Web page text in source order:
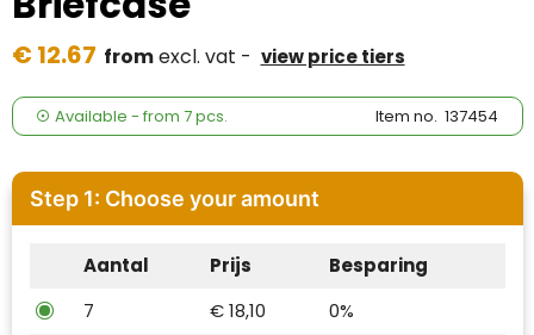
Fresh 'n Rebel
GolfOriginals
James Harvest
Kingcap
Mepal
€ 12.67 fromexcl. vat - view price tiers
Available - from 7 pcs. Item no. 137454
Step 1: Choose your amount
Aantal Prijs
Besparing
7
€ 18,10
0%